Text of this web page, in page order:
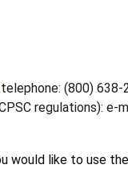
(800) 638-
regulations): e-
like to use